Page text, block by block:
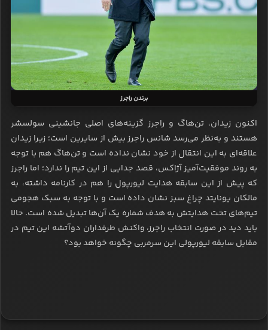
برندن راجرز
اکنون زیدان، تن‌هاگ و راجرز گزینه‌های اصلی جانشینی سولسشر
هستند و به‌نظر می‌رسد شانس راجرز بیش از سایرین است؛ زیرا زیدان
علاقه‌ای به این انتقال از خود نشان نداده است و تن‌هاگ هم با توجه
به روند موفقیت‌آمیز آژاکس، قصد جدایی از این تیم را ندارد؛ اما راجرز
که پیش از این سابقه هدایت لیورپول را هم در کارنامه داشته، به
مالکان یونایتد چراغ سبز نشان داده است و با توجه به سبک هجومی
تیم‌های تحت هدایتش به هدف شماره یک آن‌ها تبدیل شده است. حالا
باید دید در صورت انتخاب راجرز، واکنش طرفداران دوآتشه این تیم در
مقابل سابقه لیورپولی این سرمربی چگونه خواهد بود؟